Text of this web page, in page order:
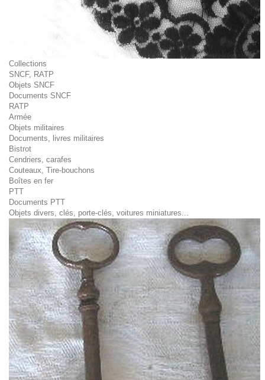
Collections
SNCF, RATP
Objets SNCF
Documents SNCF
RATP
Armée
Objets militaires
Documents, livres militaires
Bistrot
Cendriers, carafes
Couteaux, Tire-bouchons
Boîtes en fer
PTT
Documents PTT
Objets divers, clés, porte-clés, voitures miniatures...